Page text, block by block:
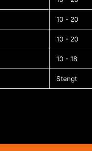
10 - 20
10 - 20
10 - 18
Stengt